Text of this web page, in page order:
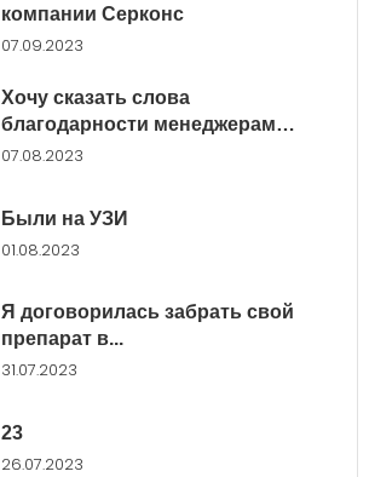
компании Серконс
07.09.2023
Хочу сказать слова
благодарности менеджерам
Major...
07.08.2023
Были на УЗИ
01.08.2023
Я договорилась забрать свой
препарат в...
31.07.2023
23
26.07.2023